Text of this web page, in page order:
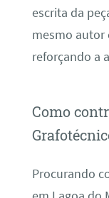
escrita da
mesmo autor
reforçando a
Como
Procurando